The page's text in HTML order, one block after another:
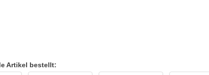
Artikel bestellt: